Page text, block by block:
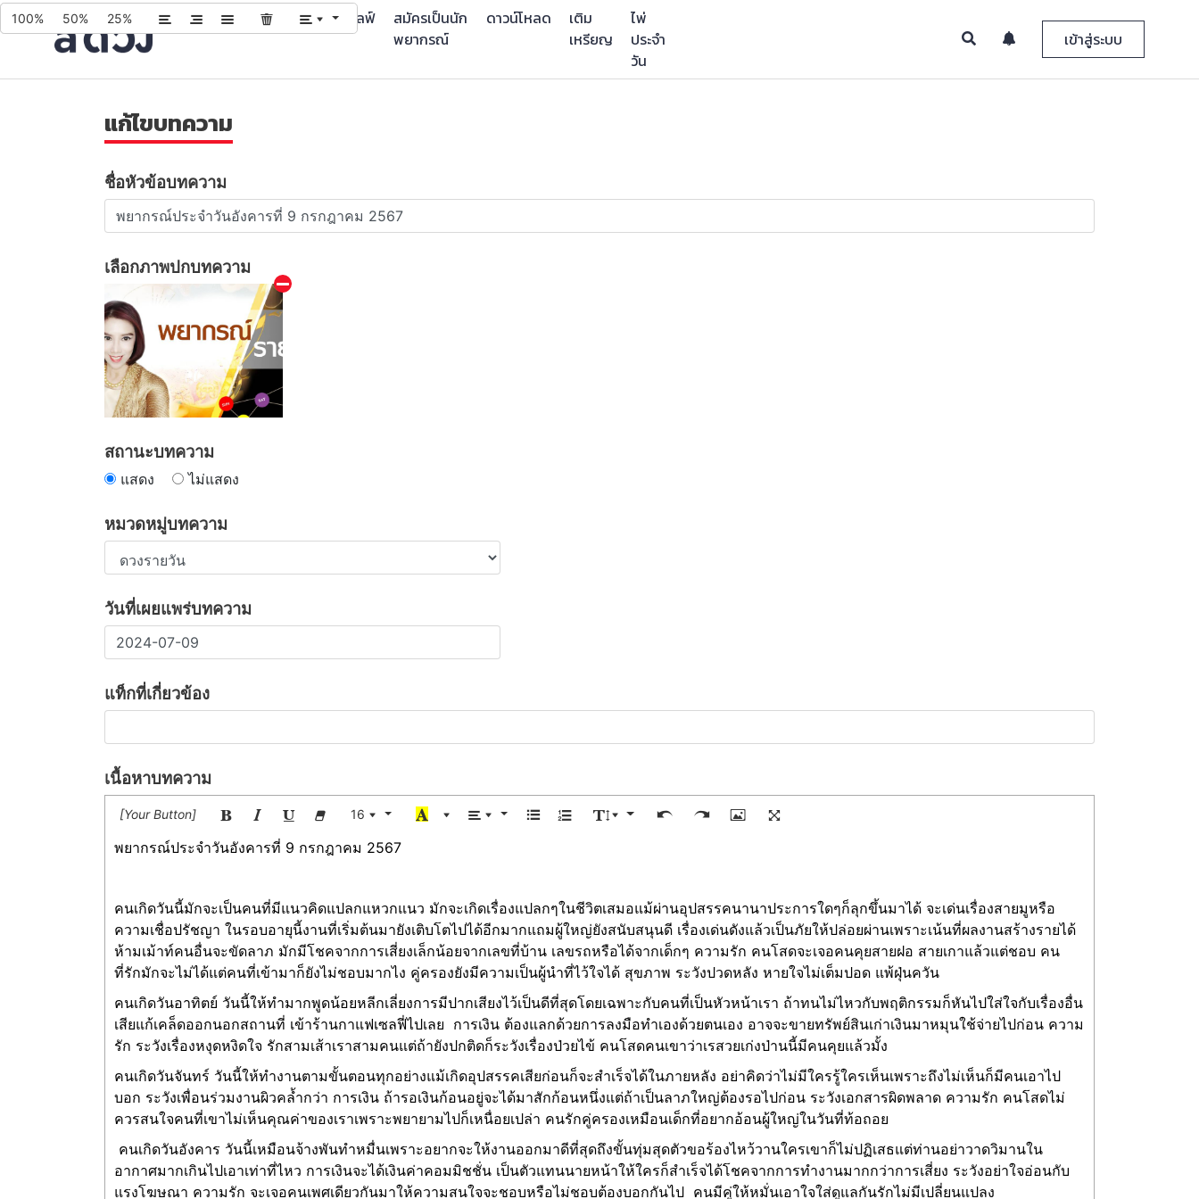
บทความ บริการ ควิซ ไลฟ์
สมัครเป็นนัก
พยากรณ์
ดาวน์โหลด
เติม
เหรียญ
ไพ่
ประจำ
วัน
เข้าสู่ระบบ
แก้ไขบทความ
ชื่อหัวข้อบทความ
เลือกภาพปกบทความ
สถานะบทความ
แสดง ไม่แสดง
หมวดหมู่บทความ
วันที่เผยแพร่บทความ
แท็กที่เกี่ยวข้อง
เนื้อหาบทความ
[Your Button] 16
พยากรณ์ประจำวันอังคารที่ 9 กรกฎาคม 2567
คนเกิดวันนี้มักจะเป็นคนที่มีแนวคิดแปลกแหวกแนว มักจะเกิดเรื่องแปลกๆในชีวิตเสมอแม้ผ่านอุปสรรคนานาประการใดๆก็ลุกขึ้นมาได้ จะเด่นเรื่องสายมูหรือ
ความเชื่อปรัชญา ในรอบอายุนี้งานที่เริ่มต้นมายังเติบโตไปได้อีกมากแถมผู้ใหญ่ยังสนับสนุนดี เรื่องเด่นดังแล้วเป็นภัยให้ปล่อยผ่านเพราะเน้นที่ผลงานสร้างรายได้
ห้ามเม้าท์คนอื่นจะขัดลาภ มักมีโชคจากการเสี่ยงเล็กน้อยจากเลขที่บ้าน เลขรถหรือได้จากเด็กๆ ความรัก คนโสดจะเจอคนคุยสายฝอ สายเกาแล้วแต่ชอบ คน
ที่รักมักจะไม่ได้แต่คนที่เข้ามาก็ยังไม่ชอบมากไง คู่ครองยังมีความเป็นผู้นำที่ไว้ใจได้ สุขภาพ ระวังปวดหลัง หายใจไม่เต็มปอด แพ้ฝุ่นควัน
คนเกิดวันอาทิตย์ วันนี้ให้ทำมากพูดน้อยหลีกเลี่ยงการมีปากเสียงไว้เป็นดีที่สุดโดยเฉพาะกับคนที่เป็นหัวหน้าเรา ถ้าทนไม่ไหวกับพฤติกรรมก็หันไปใส่ใจกับเรื่องอื่น
เสียแก้เคล็ดออกนอกสถานที่ เข้าร้านกาแฟเซลฟี่ไปเลย การเงิน ต้องแลกด้วยการลงมือทำเองด้วยตนเอง อาจจะขายทรัพย์สินเก่าเงินมาหมุนใช้จ่ายไปก่อน ความ
รัก ระวังเรื่องหงุดหงิดใจ รักสามเส้าเราสามคนแต่ถ้ายังปกติดก็ระวังเรื่องป่วยไข้ คนโสดคนเขาว่าเรสวยเก่งป่านนี้มีคนคุยแล้วมั้ง
คนเกิดวันจันทร์ วันนี้ให้ทำงานตามขั้นตอนทุกอย่างแม้เกิดอุปสรรคเสียก่อนก็จะสำเร็จได้ในภายหลัง อย่าคิดว่าไม่มีใครรู้ใครเห็นเพราะถึงไม่เห็นก็มีคนเอาไป
บอก ระวังเพื่อนร่วมงานผิวคล้ำกว่า การเงิน ถ้ารอเงินก้อนอยู่จะได้มาสักก้อนหนึ่งแต่ถ้าเป็นลาภใหญ่ต้องรอไปก่อน ระวังเอกสารผิดพลาด ความรัก คนโสดไม่
ควรสนใจคนที่เขาไม่เห็นคุณค่าของเราเพราะพยายามไปก็เหนื่อยเปล่า คนรักคู่ครองเหมือนเด็กที่อยากอ้อนผู้ใหญ่ในวันที่ท้อถอย
คนเกิดวันอังคาร วันนี้เหมือนจ้างพันทำหมื่นเพราะอยากจะให้งานออกมาดีที่สุดถึงขั้นทุ่มสุดตัวขอร้องไหว้วานใครเขาก็ไม่ปฏิเสธแต่ท่านอย่าวาดวิมานใน
อากาศมากเกินไปเอาเท่าที่ไหว การเงินจะได้เงินค่าคอมมิชชั่น เป็นตัวแทนนายหน้าให้ใครก็สำเร็จได้โชคจากการทำงานมากกว่าการเสี่ยง ระวังอย่าใจอ่อนกับ
แรงโฆษณา ความรัก จะเจอคนเพศเดียวกันมาให้ความสนใจจะชอบหรือไม่ชอบต้องบอกกันไป คนมีคู่ให้หมั่นเอาใจใส่ดูแลกันรักไม่มีเปลี่ยนแปลง
100% 50% 25%